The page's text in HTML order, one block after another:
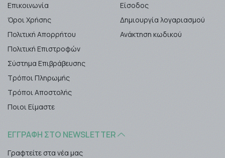
Επικοινωνία
Όροι Χρήσης
Πολιτική Απορρήτου
Πολιτική Επιστροφών
Σύστημα Επιβράβευσης
Τρόποι Πληρωμής
Τρόποι Αποστολής
Ποιοι Είμαστε
Είσοδος
Δημιουργία λογαριασμού
Ανάκτηση κωδικού
ΕΓΓΡΑΦΉ ΣΤΟ NEWSLETTER
Γραφτείτε στα νέα μας